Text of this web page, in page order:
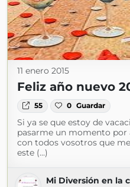
11 enero 2015
Feliz año nuevo
55 0 Guardar
Si ya se que estoy de
pasarme un momento por
con todos vosotros que
este (...)
Mi Diversión en la